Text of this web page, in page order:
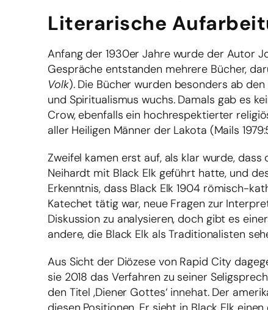
Literarische
Anfang der 1930er Jahre wurde der Autor
Gespräche entstanden mehrere Bücher,
Volk). Die Bücher wurden besonders ab
und Spiritualismus wuchs. Damals gab es
Crow, ebenfalls ein hochrespektierter
aller Heiligen Männer der Lakota (Mails
Zweifel kamen erst auf, als klar wurde,
Neihardt mit Black Elk geführt hatte, und
Erkenntnis, dass Black Elk 1904 römisch-
Katechet tätig war, neue Fragen zur
Diskussion zu analysieren, doch gibt es
andere, die Black Elk als Traditionalisten
Aus Sicht der Diözese von Rapid City
sie 2018 das Verfahren zu seiner
den Titel ‚Diener Gottes‘ innehat. Der